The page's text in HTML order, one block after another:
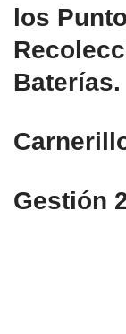
los
Baterías.
Gestión